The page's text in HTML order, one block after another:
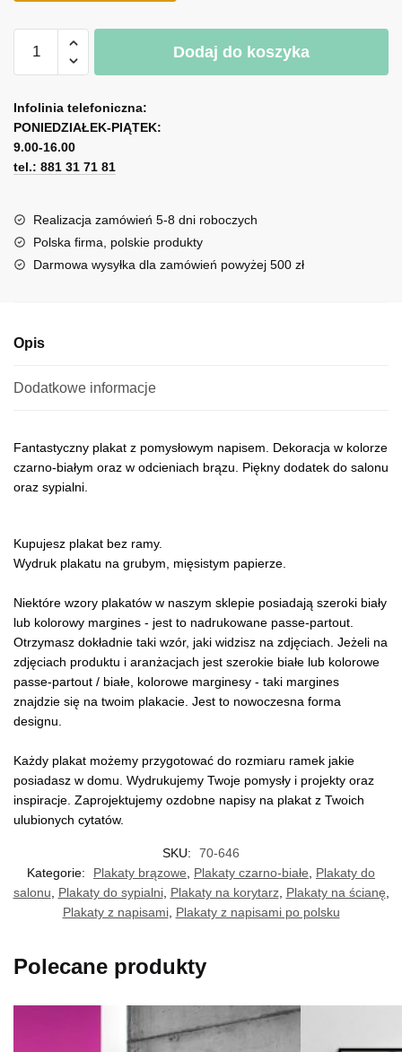
Plakat
typografią
-
Żyć
to
Dodaj do koszyka
l
t
e
r
a
t
i
Infolinia telefoniczna:
PONIEDZIAŁEK-PIĄTEK:
9.00-16.00
tel.: 881 31 71 81
Realizacja zamówień 5-8 dni roboczych
Polska firma, polskie produkty
Darmowa wysyłka dla zamówień powyżej 500 zł
Opis
Dodatkowe informacje
Fantastyczny plakat z pomysłowym napisem. Dekoracja w kolorze
czarno-białym oraz w odcieniach brązu. Piękny dodatek do salonu
oraz sypialni.
Kupujesz plakat bez ramy.
Wydruk plakatu na grubym, mięsistym papierze.
Niektóre wzory plakatów w naszym sklepie posiadają szeroki biały
lub kolorowy margines - jest to nadrukowane passe-partout.
Otrzymasz dokładnie taki wzór, jaki widzisz na zdjęciach. Jeżeli na
zdjęciach produktu i aranżacjach jest szerokie białe lub kolorowe
passe-partout / białe, kolorowe marginesy - taki margines
znajdzie się na twoim plakacie. Jest to nowoczesna forma
designu.
Każdy plakat możemy przygotować do rozmiaru ramek jakie
posiadasz w domu. Wydrukujemy Twoje pomysły i projekty oraz
inspiracje. Zaprojektujemy ozdobne napisy na plakat z Twoich
ulubionych cytatów.
SKU:
70-646
Kategorie:
Plakaty brązowe, Plakaty czarno-białe, Plakaty do
salonu, Plakaty do sypialni, Plakaty na korytarz, Plakaty na ścianę,
Plakaty z napisami, Plakaty z napisami po polsku
Polecane produkty